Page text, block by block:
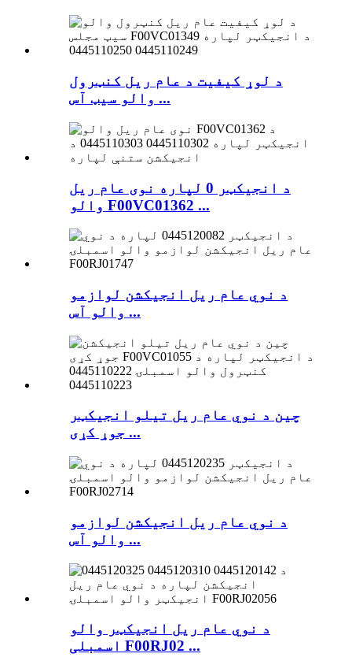
د لوړ کیفیت د عام ریل کنټرول
والو سیټ آس ...
د انجیکټر 0 لپاره نوی عام ریل
والو F00VC01362 ...
د نوي عام ریل انجیکشن لوازمو
والو آس ...
چین د نوي عام ریل تیلو انجیکټر
جوړ کړی ...
د نوي عام ریل انجیکشن لوازمو
والو آس ...
د نوي عام ریل انجیکټر والو
اسمبلی F00RJ02 ...